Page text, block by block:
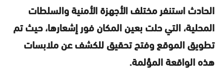
الحادث استنفر مختلف الأجهزة الأمنية والسلطات
المحلية، التي حلت بعين المكان فور إشعارها، حيث تم
تطويق الموقع وفتح تحقيق للكشف عن ملابسات
هذه الواقعة المؤلمة.